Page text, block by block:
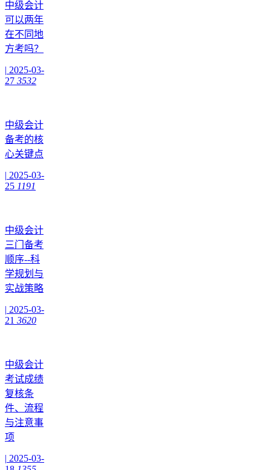
中级会计
可以两年
在不同地
方考吗？
| 2025-03-
27 3532
中级会计
备考的核
心关键点
| 2025-03-
25 1191
中级会计
三门备考
顺序--科
学规划与
实战策略
| 2025-03-
21 3620
中级会计
考试成绩
复核条
件、流程
与注意事
项
| 2025-03-